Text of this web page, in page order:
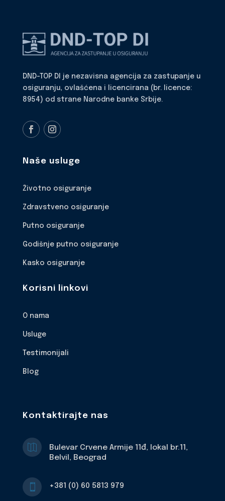
DND-TOP DI je nezavisna agencija za zastupanje u
osiguranju, ovlašćena i licencirana (br. licence:
8954) od strane Narodne banke Srbije.
Naše usluge
Životno osiguranje
Zdravstveno osiguranje
Putno osiguranje
Godišnje putno osiguranje
Kasko osiguranje
Korisni linkovi
O nama
Usluge
Testimonijali
Blog
Kontaktirajte nas

Bulevar Crvene Armije 11đ, lokal br.11,
Belvil, Beograd
 +381 (0) 60 5813 979